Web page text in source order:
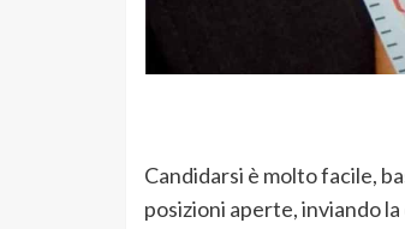
Candidarsi è molto facile,
posizioni aperte, inviando